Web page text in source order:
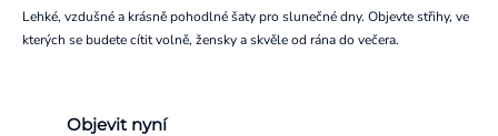
Lehké, vzdušné a krásně pohodlné šaty pro slunečné dny. Objevte střihy, ve
kterých se budete cítit volně, žensky a skvěle od rána do večera.
Objevit nyní